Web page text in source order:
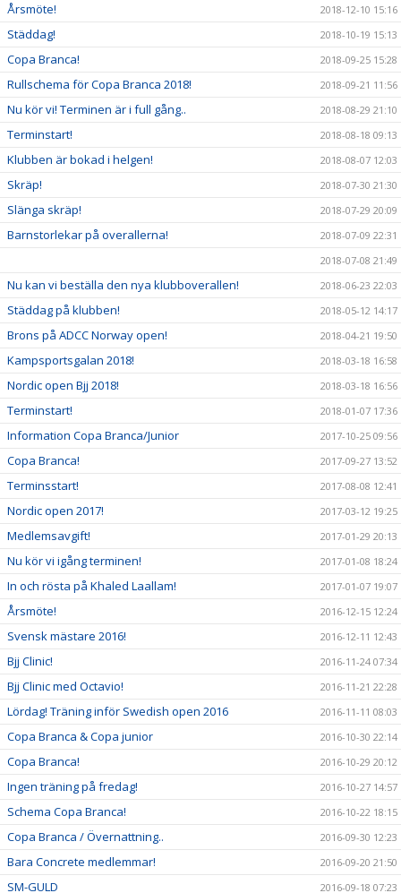
Årsmöte! 2018-12-10 15:16
Städdag! 2018-10-19 15:13
Copa Branca! 2018-09-25 15:28
Rullschema för Copa Branca 2018! 2018-09-21 11:56
Nu kör vi! Terminen är i full gång.. 2018-08-29 21:10
Terminstart! 2018-08-18 09:13
Klubben är bokad i helgen! 2018-08-07 12:03
Skräp! 2018-07-30 21:30
Slänga skräp! 2018-07-29 20:09
Barnstorlekar på overallerna!
2018-07-09 22:31
2018-07-08 21:49
Nu kan vi beställa den nya klubboverallen! 2018-06-23 22:03
Städdag på klubben! 2018-05-12 14:17
Brons på ADCC Norway open! 2018-04-21 19:50
Kampsportsgalan 2018! 2018-03-18 16:58
Nordic open Bjj 2018! 2018-03-18 16:56
Terminstart! 2018-01-07 17:36
Information Copa Branca/Junior 2017-10-25 09:56
Copa Branca! 2017-09-27 13:52
Terminsstart! 2017-08-08 12:41
Nordic open 2017! 2017-03-12 19:25
Medlemsavgift! 2017-01-29 20:13
Nu kör vi igång terminen! 2017-01-08 18:24
In och rösta på Khaled Laallam! 2017-01-07 19:07
Årsmöte! 2016-12-15 12:24
Svensk mästare 2016! 2016-12-11 12:43
Bjj Clinic! 2016-11-24 07:34
Bjj Clinic med Octavio! 2016-11-21 22:28
Lördag! Träning inför Swedish open 2016 2016-11-11 08:03
Copa Branca & Copa junior 2016-10-30 22:14
Copa Branca! 2016-10-29 20:12
Ingen träning på fredag! 2016-10-27 14:57
Schema Copa Branca! 2016-10-22 18:15
Copa Branca / Övernattning.. 2016-09-30 12:23
Bara Concrete medlemmar! 2016-09-20 21:50
SM-GULD 2016-09-18 07:23